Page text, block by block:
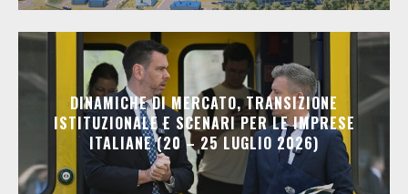
DINAMICHE DI MERCATO, TRANSIZIONE
ISTITUZIONALE E SCENARI PER LE IMPRESE
ITALIANE (20 – 25 LUGLIO 2026)